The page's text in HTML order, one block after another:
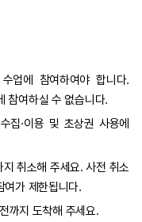
업에 참여하여야 합니다.
참여하실 수 없습니다.
·이용 및 초상권 사용에
취소해 주세요. 사전 취소
여가 제한됩니다.
까지 도착해 주세요.